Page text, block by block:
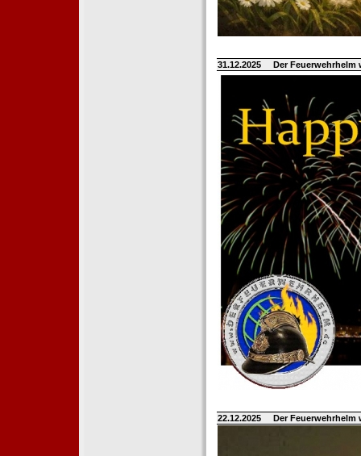
31.12.2025 Der
22.12.2025 Der